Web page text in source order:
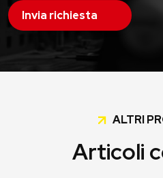
Invia richiesta
ALTRI
Articoli